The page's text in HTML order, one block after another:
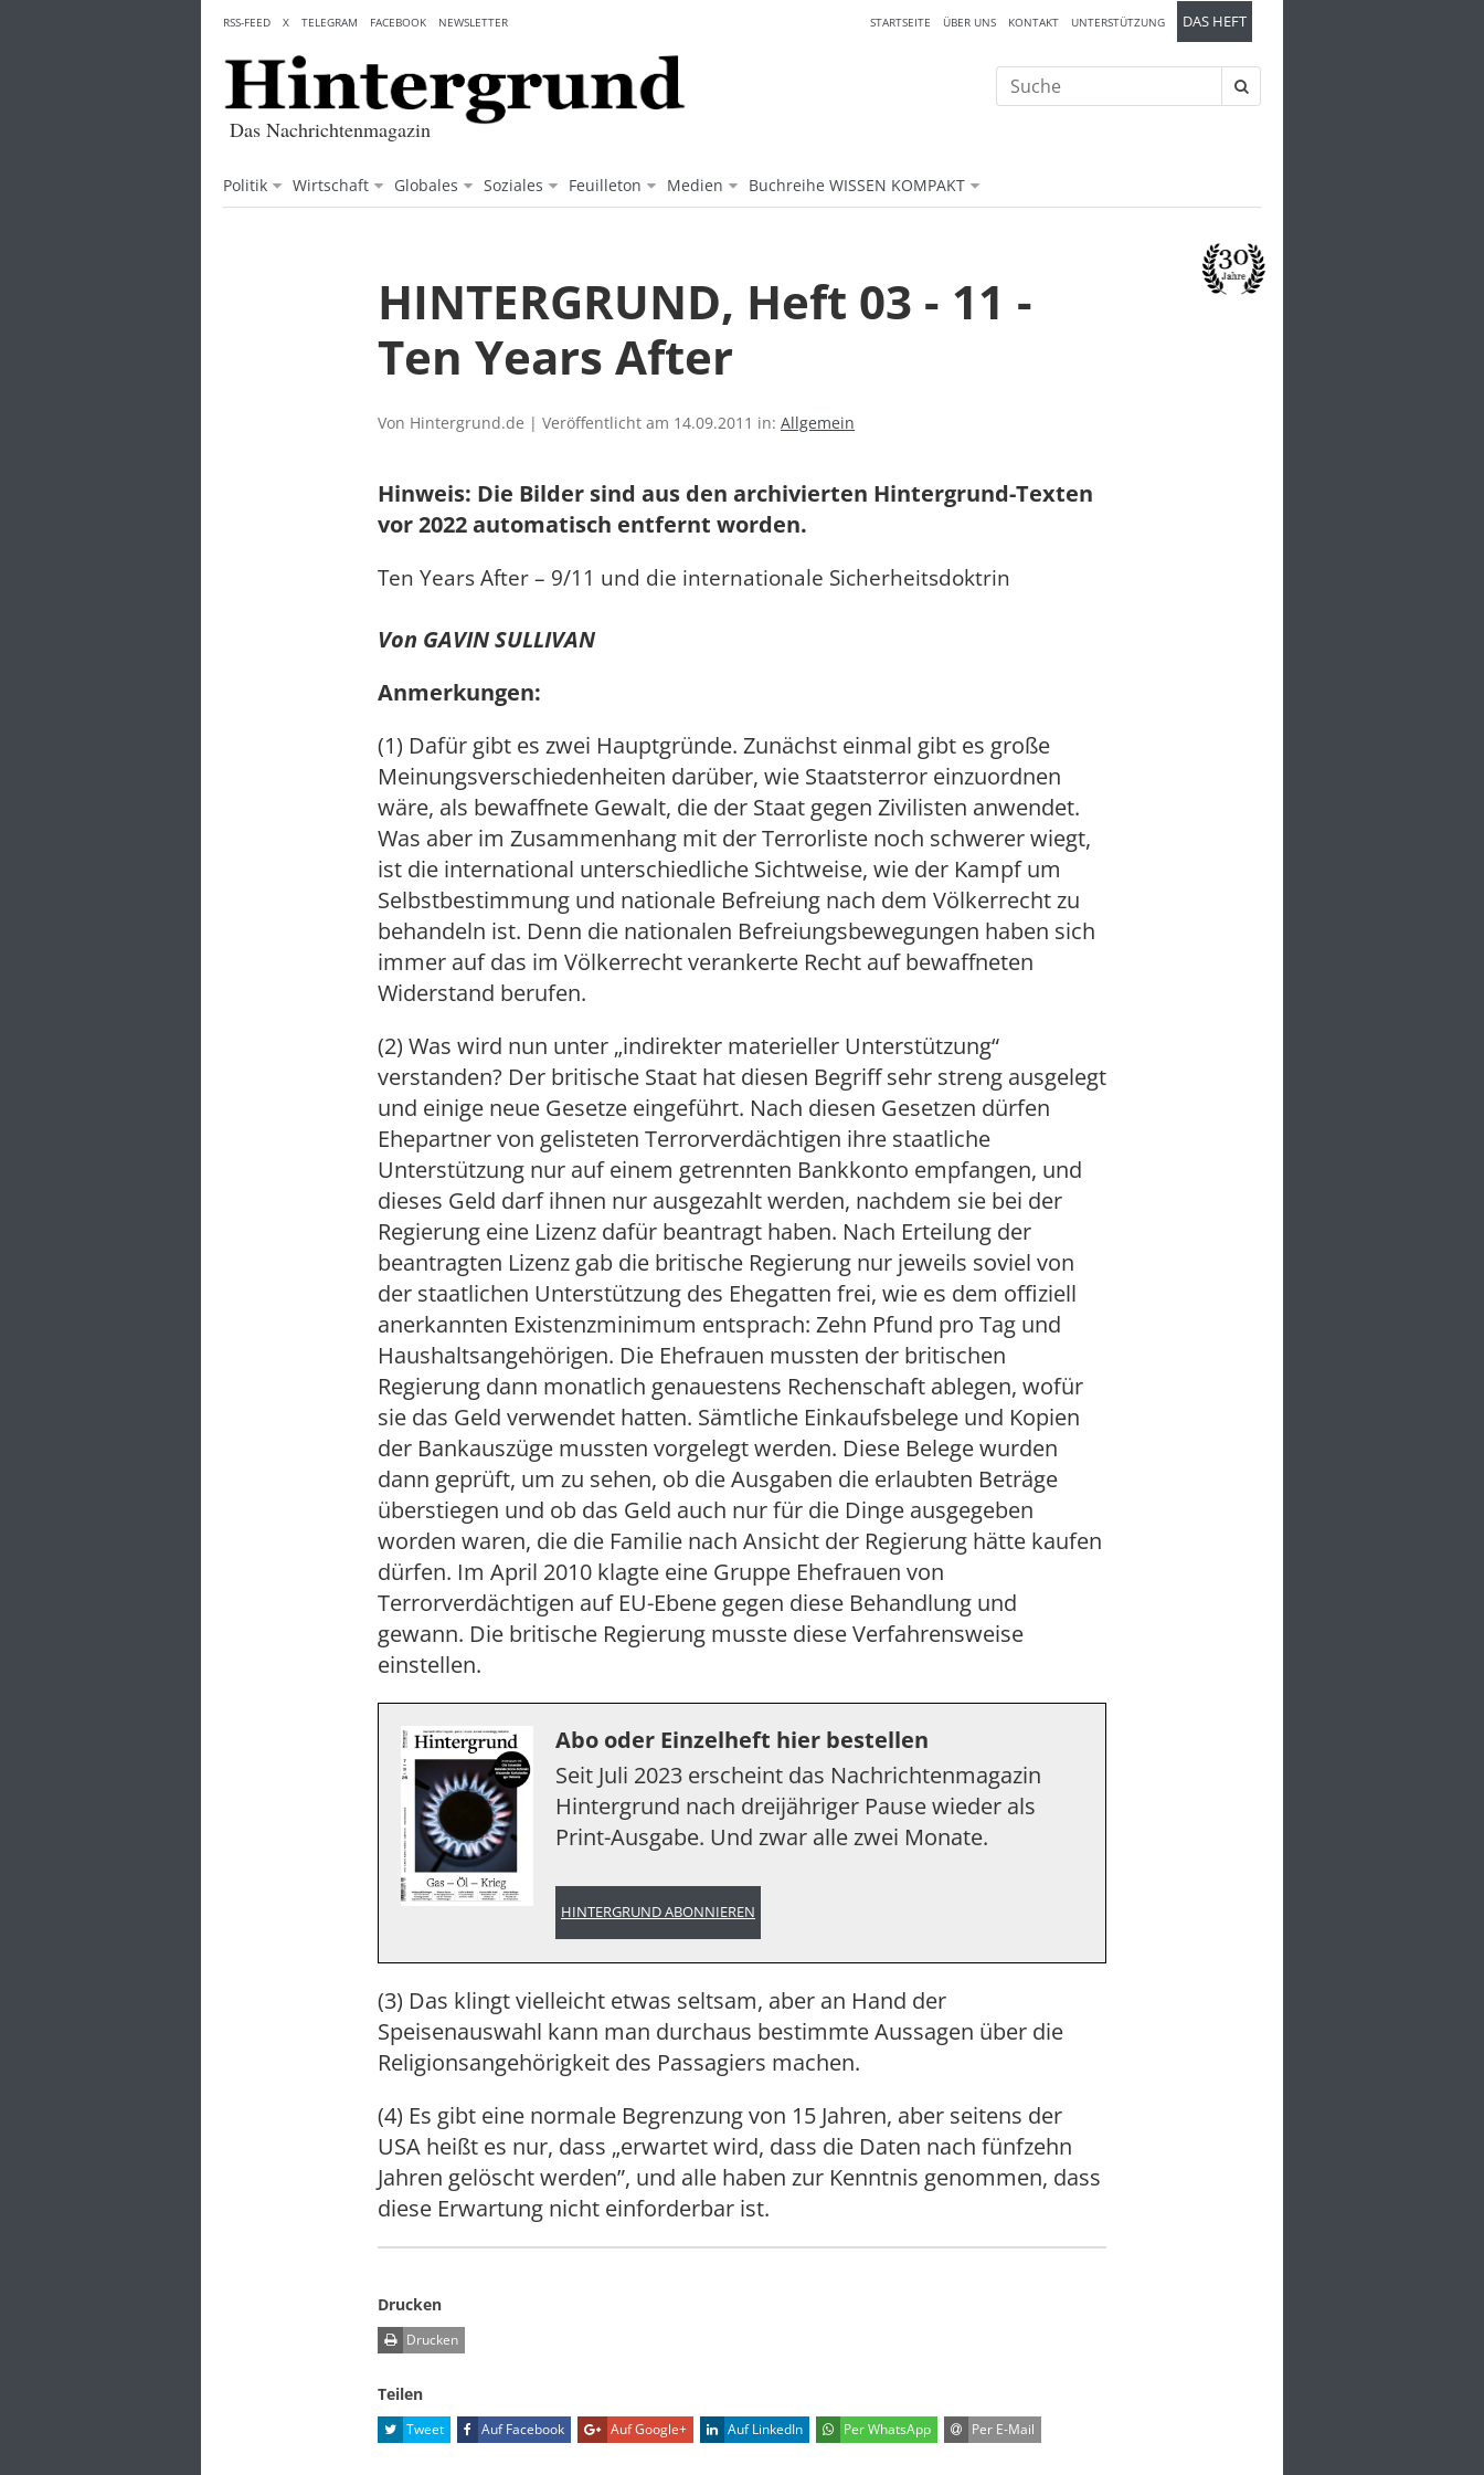
content
Das Nachrichtenmagazin
Politik Wirtschaft Globales Soziales Feuilleton Medien Buchreihe WISSEN KOMPAKT
STARTSEITE ÜBER UNS KONTAKT UNTERSTÜTZUNG DAS HEFT
RSS-FEED X TELEGRAM FACEBOOK NEWSLETTER
Suche
nach:
HINTERGRUND, Heft 03 - 11 -
Ten Years After
Von Hintergrund.de | Veröffentlicht am 14.09.2011 in: Allgemein
Hinweis: Die Bilder sind aus den archivierten Hintergrund-Texten
vor 2022 automatisch entfernt worden.
Ten Years After – 9/11 und die internationale Sicherheitsdoktrin
Von GAVIN SULLIVAN
Anmerkungen:
(1) Dafür gibt es zwei Hauptgründe. Zunächst einmal gibt es große
Meinungsverschiedenheiten darüber, wie Staatsterror einzuordnen
wäre, als bewaffnete Gewalt, die der Staat gegen Zivilisten anwendet.
Was aber im Zusammenhang mit der Terrorliste noch schwerer wiegt,
ist die international unterschiedliche Sichtweise, wie der Kampf um
Selbstbestimmung und nationale Befreiung nach dem Völkerrecht zu
behandeln ist. Denn die nationalen Befreiungsbewegungen haben sich
immer auf das im Völkerrecht verankerte Recht auf bewaffneten
Widerstand berufen.
(2) Was wird nun unter „indirekter materieller Unterstützung“
verstanden? Der britische Staat hat diesen Begriff sehr streng ausgelegt
und einige neue Gesetze eingeführt. Nach diesen Gesetzen dürfen
Ehepartner von gelisteten Terrorverdächtigen ihre staatliche
Unterstützung nur auf einem getrennten Bankkonto empfangen, und
dieses Geld darf ihnen nur ausgezahlt werden, nachdem sie bei der
Regierung eine Lizenz dafür beantragt haben. Nach Erteilung der
beantragten Lizenz gab die britische Regierung nur jeweils soviel von
der staatlichen Unterstützung des Ehegatten frei, wie es dem offiziell
anerkannten Existenzminimum entsprach: Zehn Pfund pro Tag und
Haushaltsangehörigen. Die Ehefrauen mussten der britischen
Regierung dann monatlich genauestens Rechenschaft ablegen, wofür
sie das Geld verwendet hatten. Sämtliche Einkaufsbelege und Kopien
der Bankauszüge mussten vorgelegt werden. Diese Belege wurden
dann geprüft, um zu sehen, ob die Ausgaben die erlaubten Beträge
überstiegen und ob das Geld auch nur für die Dinge ausgegeben
worden waren, die die Familie nach Ansicht der Regierung hätte kaufen
dürfen. Im April 2010 klagte eine Gruppe Ehefrauen von
Terrorverdächtigen auf EU-Ebene gegen diese Behandlung und
gewann. Die britische Regierung musste diese Verfahrensweise
einstellen.
Abo oder Einzelheft hier bestellen
Seit Juli 2023 erscheint das Nachrichtenmagazin
Hintergrund nach dreijähriger Pause wieder als
Print-Ausgabe. Und zwar alle zwei Monate.
HINTERGRUND ABONNIEREN
(3) Das klingt vielleicht etwas seltsam, aber an Hand der
Speisenauswahl kann man durchaus bestimmte Aussagen über die
Religionsangehörigkeit des Passagiers machen.
(4) Es gibt eine normale Begrenzung von 15 Jahren, aber seitens der
USA heißt es nur, dass „erwartet wird, dass die Daten nach fünfzehn
Jahren gelöscht werden”, und alle haben zur Kenntnis genommen, dass
diese Erwartung nicht einforderbar ist.
Drucken
Drucken
Teilen
Tweet Auf Facebook Auf Google+ Auf LinkedIn Per WhatsApp Per E-Mail